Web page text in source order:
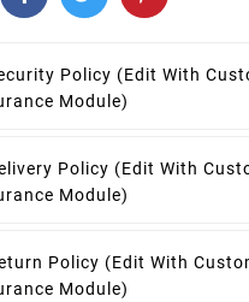
Policy (edit With
Module)
Policy (edit With
Module)
Policy (edit With
Module)